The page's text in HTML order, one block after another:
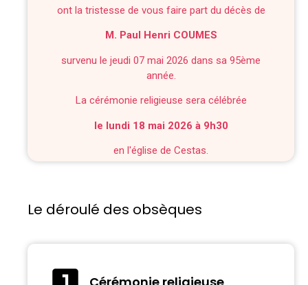
ont la tristesse de vous faire part du décès de
M. Paul Henri COUMES
survenu le jeudi 07 mai 2026 dans sa 95ème
année.
La cérémonie religieuse sera célébrée
le lundi 18 mai 2026 à 9h30
en l'église de Cestas.
Le déroulé des obsèques